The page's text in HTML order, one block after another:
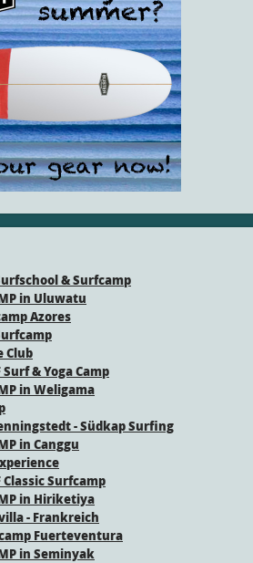
& Surfcamp
in Uluwatu
Azores
Club
Surf & Yoga Camp
in Weligama
- Südkap Surfing
in Canggu
Classic Surfcamp
in Hiriketiya
- Frankreich
Fuerteventura
in Seminyak